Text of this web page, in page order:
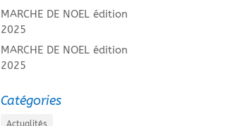
MARCHE DE NOEL édition
2025
MARCHE DE NOEL édition
2025
Catégories
Actualités